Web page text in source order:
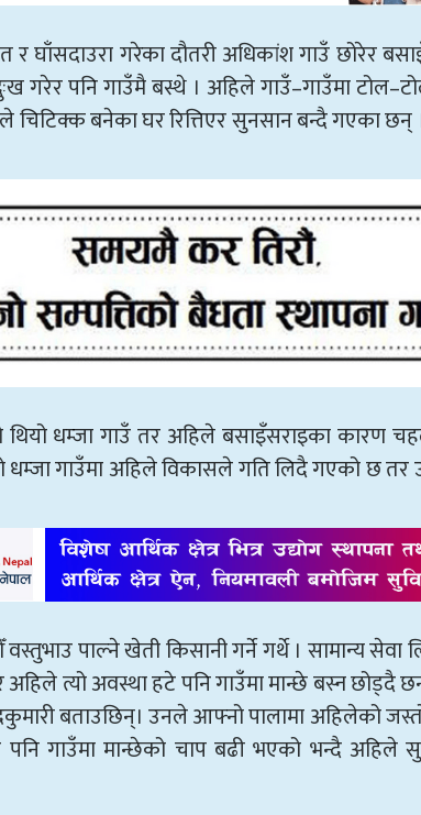
घाँसदाउरा गरेका दौतरी अधिकांश गाउँ छोरेर
गरेर पनि गाउँमै बस्थे । अहिले गाउँ–गाउँमा
चिटिक्क बनेका घर रित्तिएर सुनसान बन्दै गएका
धम्जा गाउँ तर अहिले बसाइँसराइका कारण
गाउँमा अहिले विकासले गति लिदै गएको छ तर
पाल्ने खेती किसानी गर्ने गर्थे । सामान्य सेवा
त्यो अवस्था हटे पनि गाउँमा मान्छे बस्न छोड्दै
बताउछिन्। उनले आफ्नो पालामा अहिलेको
गाउँमा मान्छेको चाप बढी भएको भन्दै अहिले